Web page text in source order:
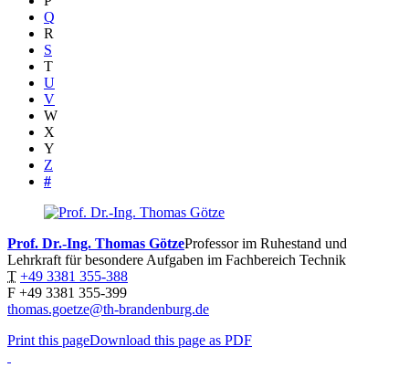
Q
R
S
T
U
V
W
X
Y
Z
#
Prof. Dr.-Ing. Thomas GötzeProfessor im Ruhestand und
Lehrkraft für besondere Aufgaben im Fachbereich Technik
T +49 3381 355-388
F +49 3381 355-399
thomas.goetze@th-brandenburg.de
Print this pageDownload this page as PDF